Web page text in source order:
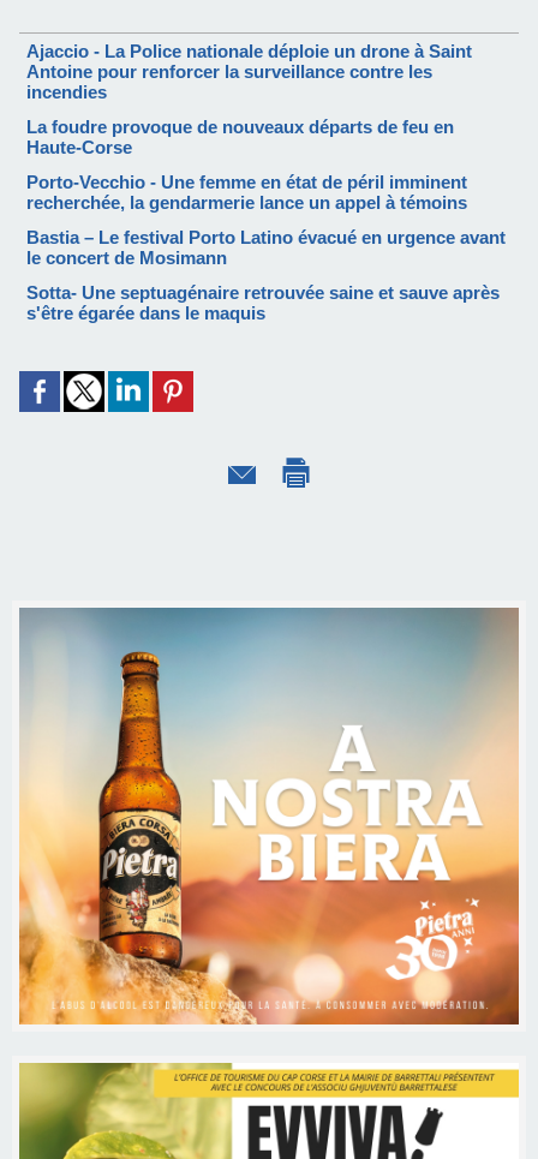
Ajaccio - La Police nationale déploie un drone à Saint
Antoine pour renforcer la surveillance contre les
incendies
La foudre provoque de nouveaux départs de feu en
Haute-Corse
Porto-Vecchio - Une femme en état de péril imminent
recherchée, la gendarmerie lance un appel à témoins
Bastia – Le festival Porto Latino évacué en urgence avant
le concert de Mosimann
Sotta- Une septuagénaire retrouvée saine et sauve après
s'être égarée dans le maquis